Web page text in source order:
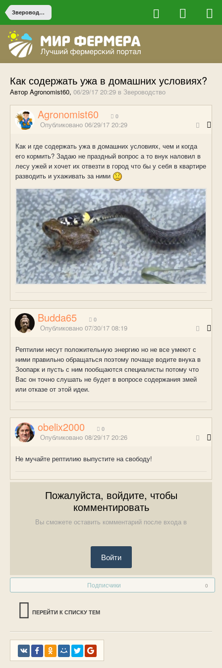
Звероводство
Как содержать ужа в домашних условиях?
Автор Agronomist60, 06/29/17 20:29 в Звероводство
Agronomist60 0
Опубликовано 06/29/17 20:29
Как и где содержать ужа в домашних условиях, чем и когда
его кормить? Задаю не праздный вопрос а то внук наловил в
лесу ужей и хочет их отвезти в город что бы у себя в квартире
разводить и ухаживать за ними
Budda65 0
Опубликовано 07/30/17 08:19
Рептилии несут положительную энергию но не все умеют с
ними правильно обращаться поэтому почаще водите внука в
Зоопарк и пусть с ним пообщаются специалисты потому что
Вас он точно слушать не будет в вопросе содержания змей
или отказе от этой идеи.
obelix2000 0
Опубликовано 08/29/17 20:26
Не мучайте рептилию выпустите на свободу!
Пожалуйста, войдите, чтобы
комментировать
Вы сможете оставить комментарий после входа в
Войти
Подписчики 0
ПЕРЕЙТИ К СПИСКУ ТЕМ